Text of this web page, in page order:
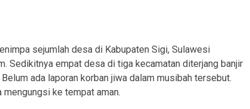
sejumlah desa di Kabupaten Sigi, Sulawesi
Sedikitnya empat desa di tiga kecamatan diterjang banjir
ada laporan korban jiwa dalam musibah tersebut.
mengungsi ke tempat aman.